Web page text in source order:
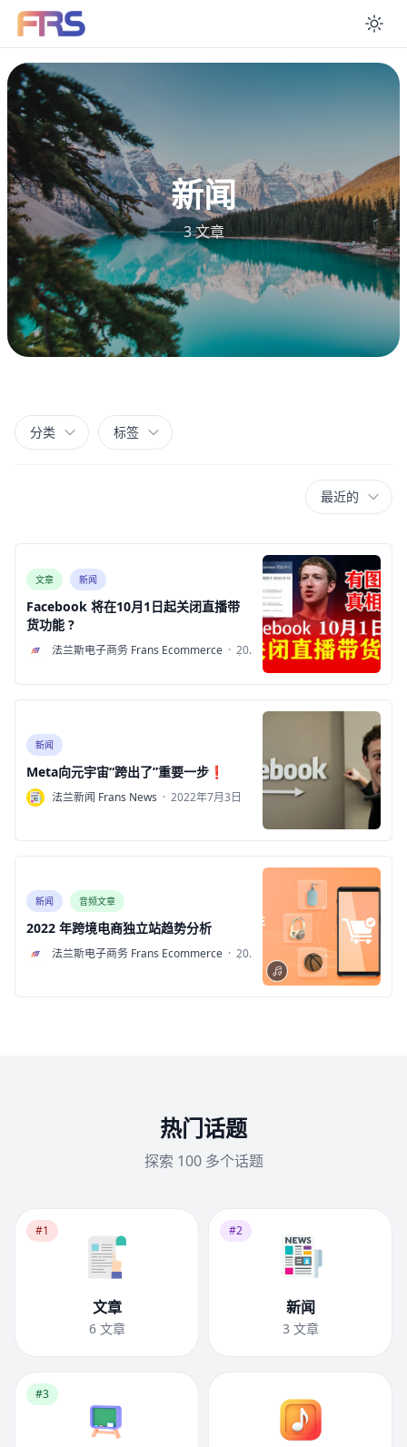
新闻
3 文章
分类 标签
最近的
文章 新闻
Facebook 将在10月1日起关闭直播带
货功能 ?
F 法兰斯电子商务 Frans Ecommerce · 2022
年8
新闻
Meta向元宇宙“跨出了”重要一步❗
F 法兰新闻 Frans News · 2022年7月3日
新闻 音频文章
2022 年跨境电商独立站趋势分析
F 法兰斯电子商务 Frans Ecommerce · 2022
年6
热门话题
探索 100 多个话题
#1
文章
6 文章
#2
新闻
3 文章
#3